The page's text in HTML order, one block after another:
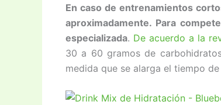
En caso de entrenamientos
aproximadamente. Para
especializada. De acuerdo a la
30 a 60 gramos de
medida que se alarga el tiempo